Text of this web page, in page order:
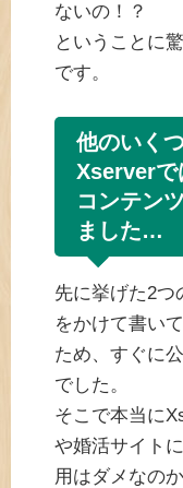
ないの！？
ということに
です。
他のいく
Xserverで
コンテン
ました…
先に挙げた2つ
をかけて書い
ため、すぐに
でした。
そこで本当に
や婚活サイト
用はダメなの